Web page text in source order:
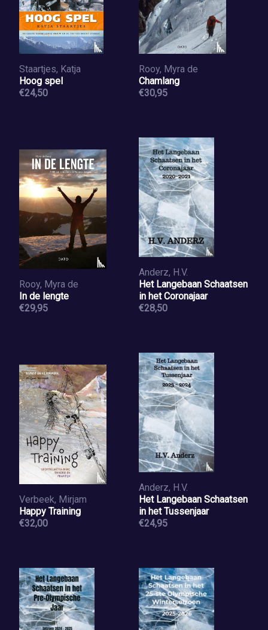
Staartjes, Katja
Hoog spel
€24,50
Rooy, Myra de
Chamlang
€30,95
Rooy, Myra de
In de lengte
€29,95
Anderz, H.V.
Het Langebaan Schaatsen
in het Coronajaar
€28,50
Verbeek, Mirjam
Happy Training
€32,00
Anderz, H.V.
Het Langebaan Schaatsen
in het Tussenjaar
€24,95